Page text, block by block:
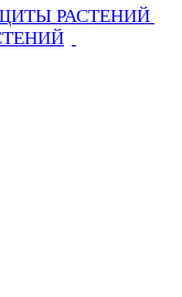
РАСТЕНИЙ